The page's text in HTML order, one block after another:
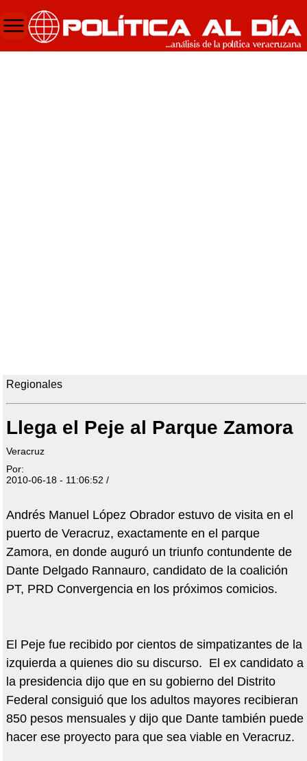
Regionales
Llega el Peje al Parque Zamora
Veracruz
Por:
2010-06-18 - 11:06:52 /
Andrés Manuel López Obrador estuvo de visita en el
puerto de Veracruz, exactamente en el parque
Zamora, en donde auguró un triunfo contundente de
Dante Delgado Rannauro, candidato de la coalición
PT, PRD Convergencia en los próximos comicios.
El Peje fue recibido por cientos de simpatizantes de la
izquierda a quienes dio su discurso. El ex candidato a
la presidencia dijo que en su gobierno del Distrito
Federal consiguió que los adultos mayores recibieran
850 pesos mensuales y dijo que Dante también puede
hacer ese proyecto para que sea viable en Veracruz.